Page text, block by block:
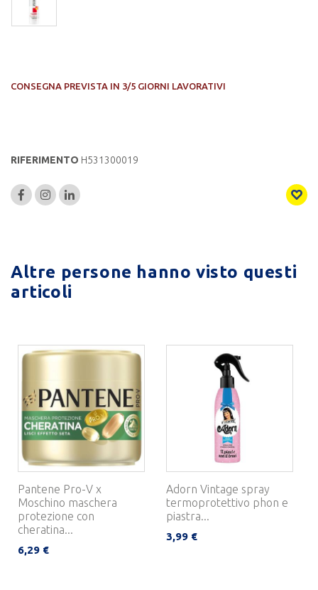
CONSEGNA PREVISTA IN 3/5 GIORNI LAVORATIVI
RIFERIMENTO H531300019
Altre persone hanno visto questi
articoli
Pantene Pro-V x
Moschino maschera
protezione con
cheratina...
6,29 €
Adorn Vintage spray
termoprotettivo phon e
piastra...
3,99 €